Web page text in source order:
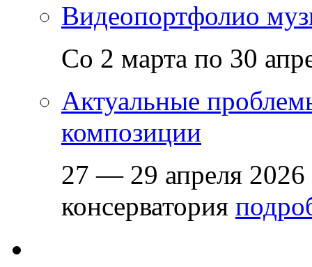
Видеопортфолио
Со 2 марта по 30
Актуальные
композиции
27 — 29 апреля 2026
консерватория